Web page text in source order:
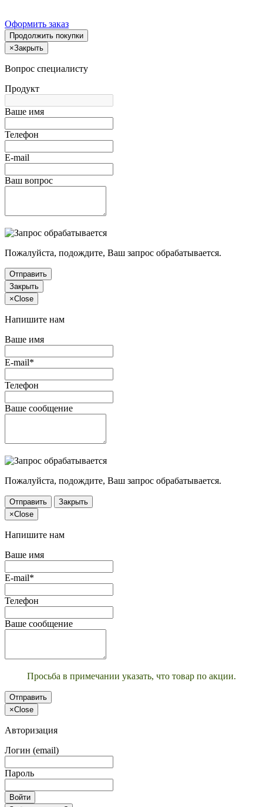
Оформить заказ
Продолжить покупки
×Закрыть
Вопрос специалисту
Продукт
Ваше имя
Телефон
E-mail
Ваш вопрос
Пожалуйста, подождите, Ваш запрос обрабатывается.
Отправить
Закрыть
×Close
Напишите нам
Ваше имя
E-mail*
Телефон
Ваше сообщение
Пожалуйста, подождите, Ваш запрос обрабатывается.
Отправить
Закрыть
×Close
Напишите нам
Ваше имя
E-mail*
Телефон
Ваше сообщение
Просьба в примечании указать, что товар по акции.
Отправить
×Close
Авторизация
Логин (email)
Пароль
Войти